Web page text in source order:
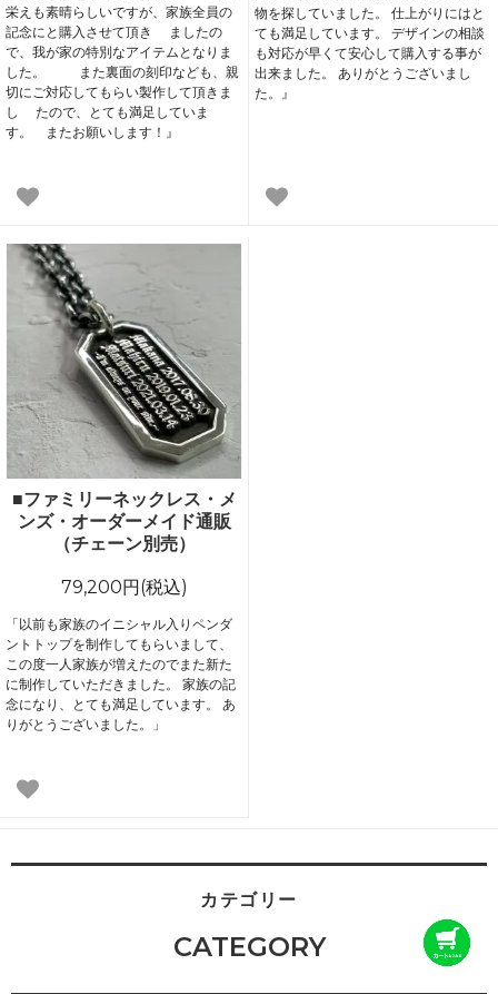
栄えも素晴らしいですが、家族全員の
記念にと購入させて頂き ましたの
で、我が家の特別なアイテムとなりま
した。 また裏面の刻印なども、親
切にご対応してもらい製作して頂きま
し たので、とても満足していま
す。 またお願いします！』
物を探していました。 仕上がりにはと
ても満足しています。 デザインの相談
も対応が早くて安心して購入する事が
出来ました。 ありがとうございまし
た。』
■ファミリーネックレス・メ
ンズ・オーダーメイド通販
（チェーン別売）
79,200円(税込)
「以前も家族のイニシャル入りペンダ
ントトップを制作してもらいまして、
この度一人家族が増えたのでまた新た
に制作していただきました。 家族の記
念になり、とても満足しています。 あ
りがとうございました。」
カテゴリー
CATEGORY